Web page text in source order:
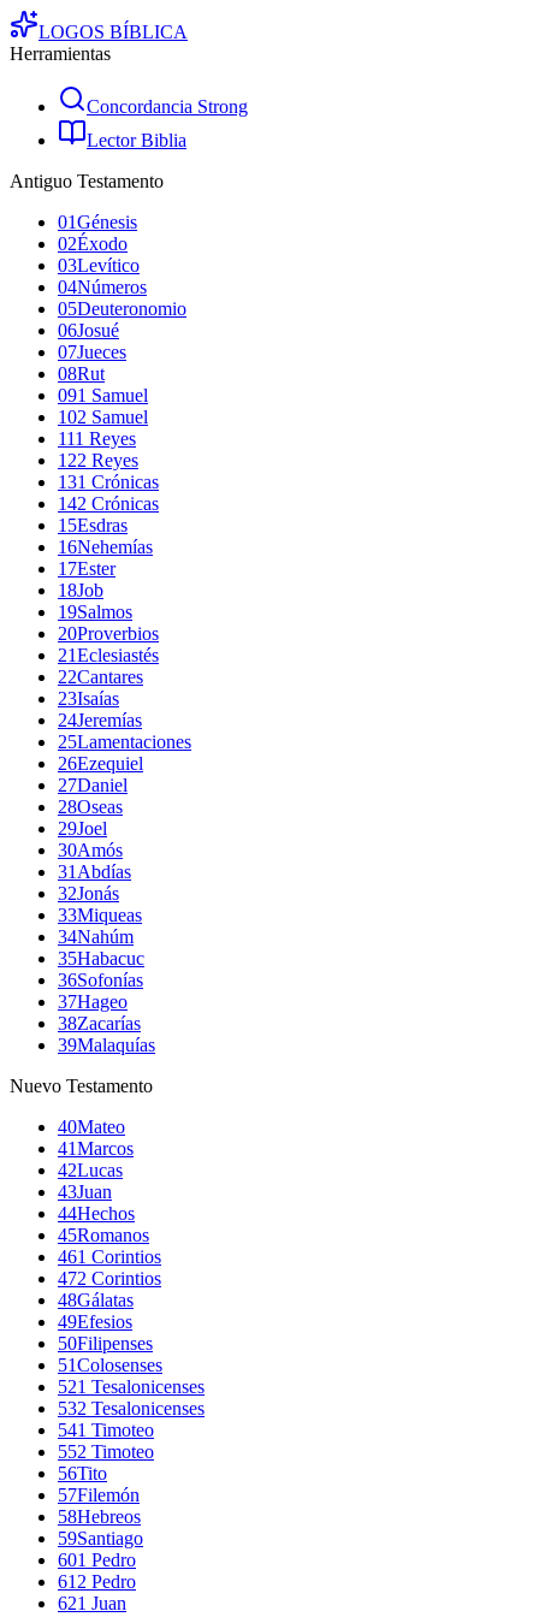
LOGOS BÍBLICA
Herramientas
Concordancia Strong
Lector Biblia
Antiguo Testamento
01Génesis
02Éxodo
03Levítico
04Números
05Deuteronomio
06Josué
07Jueces
08Rut
091 Samuel
102 Samuel
111 Reyes
122 Reyes
131 Crónicas
142 Crónicas
15Esdras
16Nehemías
17Ester
18Job
19Salmos
20Proverbios
21Eclesiastés
22Cantares
23Isaías
24Jeremías
25Lamentaciones
26Ezequiel
27Daniel
28Oseas
29Joel
30Amós
31 Abdías
32Jonás
33Miqueas
34Nahúm
35Habacuc
36Sofonías
37Hageo
38Zacarías
39Malaquías
Nuevo Testamento
40Mateo
41Marcos
42Lucas
43Juan
44Hechos
45Romanos
461 Corintios
472 Corintios
48Gálatas
49Efesios
50Filipenses
51Colosenses
521 Tesalonicenses
532 Tesalonicenses
541 Timoteo
552 Timoteo
56Tito
57Filemón
58Hebreos
59Santiago
601 Pedro
61 2 Pedro
621 Juan